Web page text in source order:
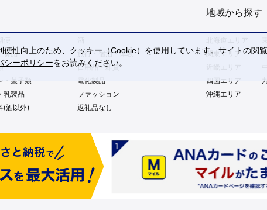
食品
旅行・宿泊・体験
日用品・雑貨
・菓子類
電化製品
乳製品
ファッション
(酒以外) 返礼品なし
地域から探す
関東エリア
四国エリア
沖縄エリア
便性向上のため、クッキー（Cookie）を使用しています。サイトの閲
シーポリシーをお読みください。